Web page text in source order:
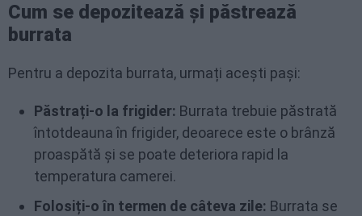
Cum se depozitează și păstrează
burrata
Pentru a depozita burrata, urmați acești pași:
Păstrați-o la frigider: Burrata trebuie păstrată
întotdeauna în frigider, deoarece este o brânză
proaspătă și se poate deteriora rapid la
temperatura camerei.
Folosiți-o în termen de câteva zile: Burrata se